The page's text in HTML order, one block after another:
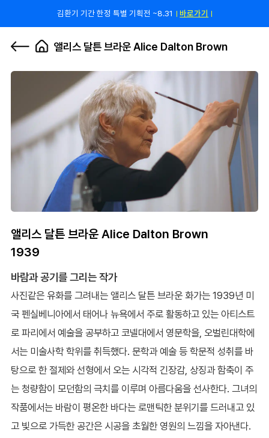
김환기 기간 한정 특별 기획전 ~8.31 바로가기
쿠폰 줄게, 친구 하자! 카카오톡 친구 추가하고 할인 쿠폰 받자!
앨리스 달튼 브라운 Alice Dalton Brown
앨리스 달튼 브라운 Alice Dalton Brown
1939
바람과 공기를 그리는 작가
사진같은 유화를 그려내는 앨리스 달튼 브라운 화가는 1939년 미
국 펜실베니아에서 태어나 뉴욕에서 주로 활동하고 있는 아티스트
로 파리에서 예술을 공부하고 코넬대에서 영문학을, 오벌린대학에
서는 미술사학 학위를 취득했다. 문학과 예술 등 학문적 성취를 바
탕으로 한 절제와 선형에서 오는 시각적 긴장감, 상징과 함축이 주
는 청량함이 모던함의 극치를 이루며 아름다움을 선사한다. 그녀의
작품에서는 바람이 평온한 바다는 로맨틱한 분위기를 드러내고 있
고 빛으로 가득한 공간은 시공을 초월한 영원의 느낌을 자아낸다.